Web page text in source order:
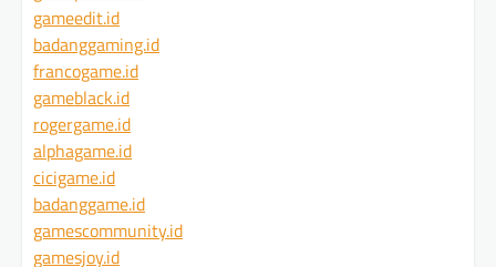
gameedit.id
badanggaming.id
francogame.id
gameblack.id
rogergame.id
alphagame.id
cicigame.id
badanggame.id
gamescommunity.id
gamesjoy.id